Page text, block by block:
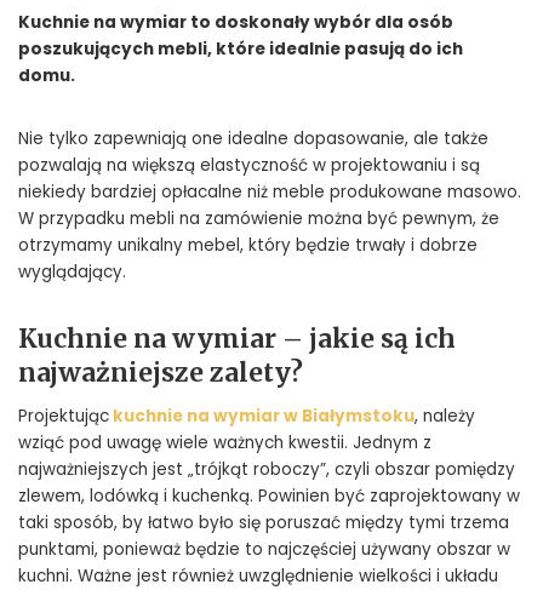
Kuchnie na wymiar to doskonały wybór dla osób
poszukujących mebli, które idealnie pasują do ich
domu.
Nie tylko zapewniają one idealne dopasowanie, ale także
pozwalają na większą elastyczność w projektowaniu i są
niekiedy bardziej opłacalne niż meble produkowane masowo.
W przypadku mebli na zamówienie można być pewnym, że
otrzymamy unikalny mebel, który będzie trwały i dobrze
wyglądający.
Kuchnie na wymiar – jakie są ich
najważniejsze zalety?
Projektując kuchnie na wymiar w Białymstoku, należy
wziąć pod uwagę wiele ważnych kwestii. Jednym z
najważniejszych jest „trójkąt roboczy”, czyli obszar pomiędzy
zlewem, lodówką i kuchenką. Powinien być zaprojektowany w
taki sposób, by łatwo było się poruszać między tymi trzema
punktami, ponieważ będzie to najczęściej używany obszar w
kuchni. Ważne jest również uwzględnienie wielkości i układu